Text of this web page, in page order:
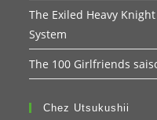
The Exiled Heavy
System
The 100 Girlfriends
Chez Utsukushii